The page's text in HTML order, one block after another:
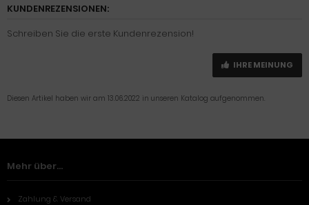
KUNDENREZENSIONEN:
Schreiben Sie die erste Kundenrezension!
IHRE MEINUNG
Diesen Artikel haben wir am 13.06.2022 in unseren Katalog aufgenommen.
Mehr über...
Zahlung & Versand